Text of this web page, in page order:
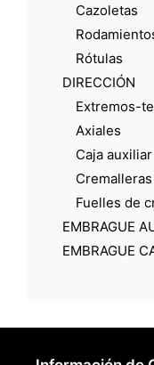
Cazoletas
Rótulas
DIRECCIÓN
Extremos-
Axiales
Caja auxiliar
Cremalleras
Fuelles de
EMBRAGUE
EMBRAGUE